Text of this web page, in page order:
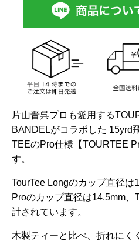
片山晋呉プロも愛用する
BANDELがコラボした 15yrd
TEEのPro仕様【TOURTEE
す。
TourTee Longのカップ直径
Proのカップ直径は14.5mm
計されています。
木製ティーと比べ、折れにく